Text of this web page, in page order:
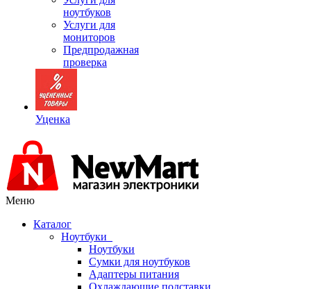
ноутбуков
Услуги для
мониторов
Предпродажная
проверка
Уценка
Меню
Каталог
Ноутбуки
Ноутбуки
Сумки для ноутбуков
Адаптеры питания
Охлаждающие подставки